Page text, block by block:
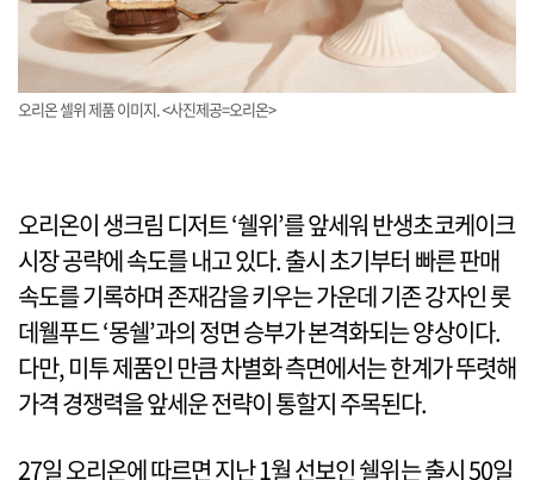
오리온 셀위 제품 이미지. <사진제공=오리온>
오리온이 생크림 디저트 ‘쉘위’를 앞세워 반생초코케이크
시장 공략에 속도를 내고 있다. 출시 초기부터 빠른 판매
속도를 기록하며 존재감을 키우는 가운데 기존 강자인 롯
데웰푸드 ‘몽쉘’과의 정면 승부가 본격화되는 양상이다.
다만, 미투 제품인 만큼 차별화 측면에서는 한계가 뚜렷해
가격 경쟁력을 앞세운 전략이 통할지 주목된다.
27일 오리온에 따르면 지난 1월 선보인 쉘위는 출시 50일